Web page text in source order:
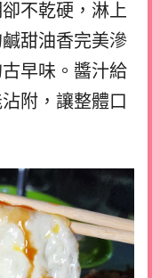
不乾硬，淋上
甜油香完美滲
早味。醬汁給
附，讓整體口